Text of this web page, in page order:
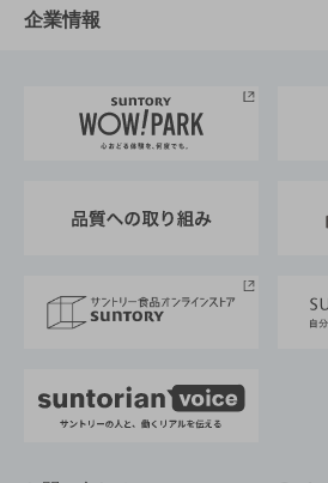
栄養成分一覧
工場見学
地域情報
サントリーホール
サントリーサンバーズ大阪
サステナビリティTOP
サントリーが考えるサステナビ
企業情報
企業概要
採用情報